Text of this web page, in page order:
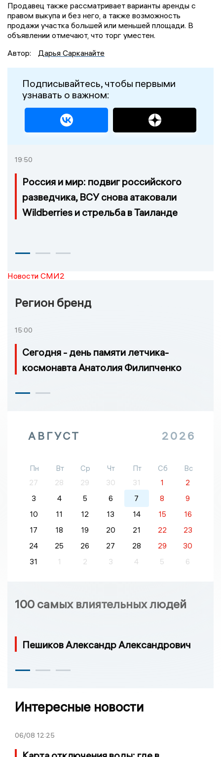
Продавец также рассматривает варианты аренды с
правом выкупа и без него, а также возможность
продажи участка большей или меньшей площади. В
объявлении отмечают, что торг уместен.
Автор:
Дарья Сарканайте
Подписывайтесь, чтобы первыми
узнавать о важном:
19:50
Россия и мир: подвиг российского
разведчика, ВСУ снова атаковали
Wildberries и стрельба в Таиланде
Новости СМИ2
Регион бренд
15:00
Сегодня - день памяти летчика-
космонавта Анатолия Филипченко
АВГУСТ 2026
Пн Вт Ср Чт Пт Сб
Вс
27
28 29 30 31 1
2
3
4 5 6 7 8
9
10
11 12 13 14 15
16
17
18 19 20 21 22
23
24
25 26 27 28 29
30
31
1 2 3 4 5 6
100 самых влиятельных людей
Пешиков Александр Александрович
Интересные новости
06/08 12:25